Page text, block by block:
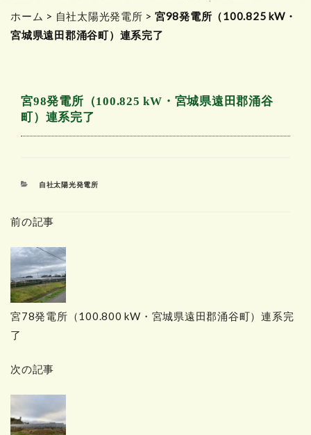
ホーム > 自社太陽光発電所 > 宮98発電所（100.825 kW・
宮城県遠田郡涌谷町）連系完了
宮98発電所（100.825 kW・宮城県遠田郡涌谷
町）連系完了
カ
リ
自社太陽光発電所
前の記事
宮78発電所（100.800 kW・宮城県遠田郡涌谷町）連系完
了
次の記事